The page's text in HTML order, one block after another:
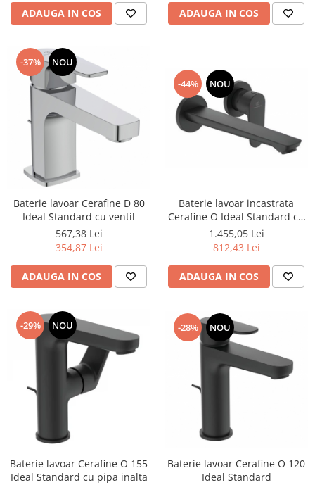
ADAUGA IN COS ADAUGA IN COS
-37% NOU
Baterie lavoar Cerafine D 80
Ideal Standard cu ventil
567,38 Lei
354,87 Lei
ADAUGA IN COS
-44% NOU
Baterie lavoar incastrata
Cerafine O Ideal Standard cu
pipa 22,4 cm
1.455,05 Lei
812,43 Lei
ADAUGA IN COS
-29% NOU
Baterie lavoar Cerafine O 155
Ideal Standard cu pipa inalta
-28% NOU
Baterie lavoar Cerafine O 120
Ideal Standard